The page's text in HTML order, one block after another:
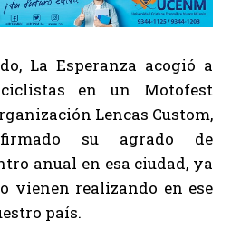
La Esperanza acogió a
en un Motofest
Lencas Custom,
su agrado de
anual en esa ciudad, ya
vienen realizando en ese
país.